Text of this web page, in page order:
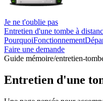
Je ne t'oublie pas
Entretien d'une tombe à
PourquoiFonctionnement
Faire une demande
Guide mémoire/entretien-
Entretien d'une